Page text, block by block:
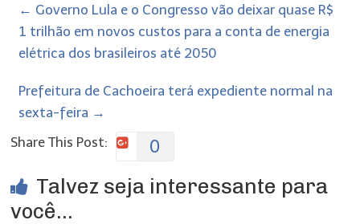
← Governo Lula e o Congresso vão deixar quase R$
1 trilhão em novos custos para a conta de energia
elétrica dos brasileiros até 2050
Prefeitura de Cachoeira terá expediente normal na
sexta-feira →
Share This Post:
0
Talvez seja interessante para
você...